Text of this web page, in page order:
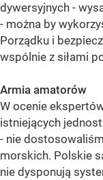
dywersyjnych -
- można by
Porządku i
wspólnie z siłami
Armia amatorów
W ocenie
istniejących
- nie
morskich. Polskie
nie dysponują